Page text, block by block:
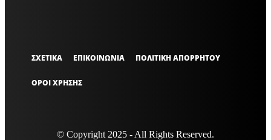
ΣΧΕΤΙΚΑ ΕΠΙΚΟΙΝΩΝΙΑ ΠΟΛΙΤΙΚΗ ΑΠΟΡΡΗΤΟΥ
ΟΡΟΙ ΧΡΗΣΗΣ
© Copyright 2025 - All Rights Reserved.